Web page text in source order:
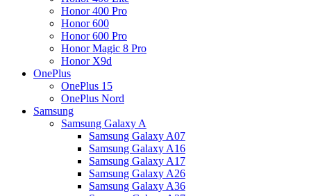
Honor 400 Pro
Honor 600
Honor 600 Pro
Honor Magic 8 Pro
Honor X9d
OnePlus
OnePlus 15
OnePlus Nord
Samsung
Samsung Galaxy A
Samsung Galaxy A07
Samsung Galaxy A16
Samsung Galaxy A17
Samsung Galaxy A26
Samsung Galaxy A36